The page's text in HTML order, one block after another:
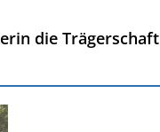
die Trägerschaft